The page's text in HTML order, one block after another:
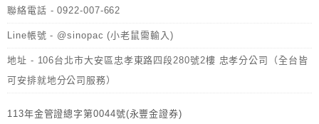
聯絡電話 - 0922-007-662
Line帳號 - @sinopac (小老鼠需輸入)
地址 - 106台北市大安區忠孝東路四段280號2樓 忠孝分公司（全台皆
可安排就地分公司服務）
113年金管證總字第0044號(永豐金證券)